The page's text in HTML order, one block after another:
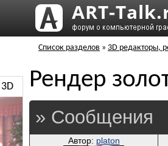
Список разделов » 3D редакторы,
Рендер
» Сообщения
Автор: platon